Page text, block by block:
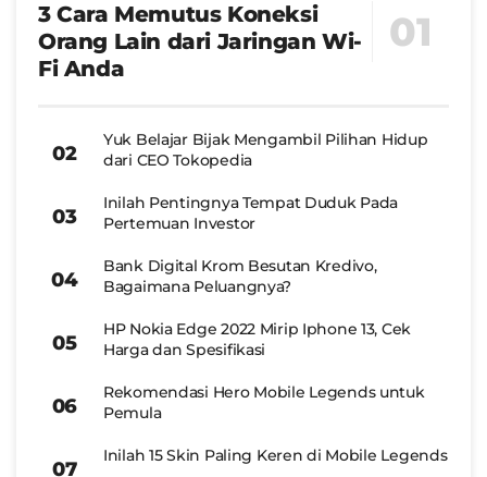
3 Cara Memutus Koneksi
Orang Lain dari Jaringan Wi-
Fi Anda
Yuk Belajar Bijak Mengambil Pilihan Hidup
dari CEO Tokopedia
Inilah Pentingnya Tempat Duduk Pada
Pertemuan Investor
Bank Digital Krom Besutan Kredivo,
Bagaimana Peluangnya?
HP Nokia Edge 2022 Mirip Iphone 13, Cek
Harga dan Spesifikasi
Rekomendasi Hero Mobile Legends untuk
Pemula
Inilah 15 Skin Paling Keren di Mobile Legends